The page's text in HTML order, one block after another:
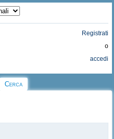
Registrati
o
accedi
Cerca